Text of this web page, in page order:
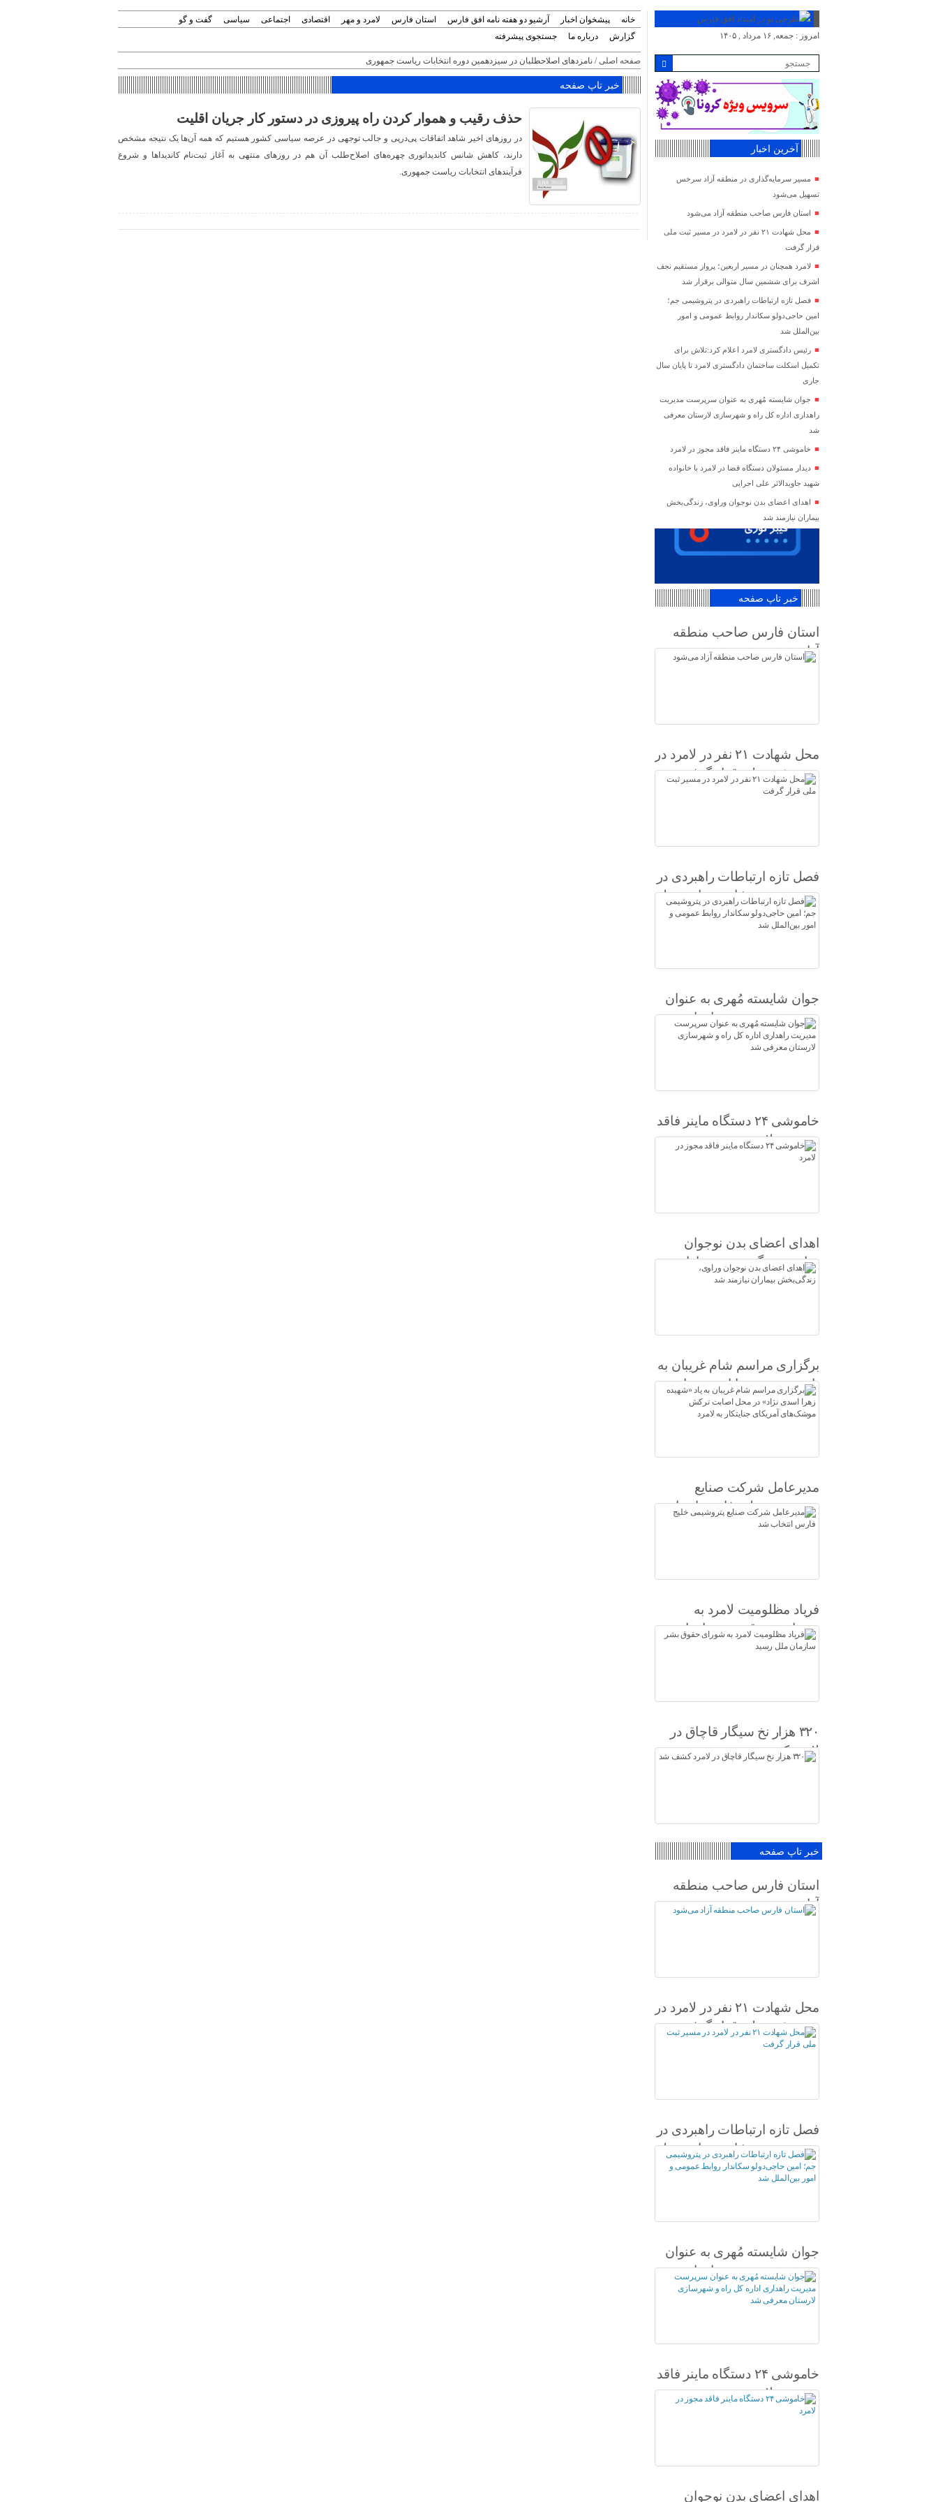
خانه پیشخوان اخبار آرشیو دو هفته نامه افق فارس استان فارس لامرد و مهر اقتصادی اجتماعی سیاسی
گفت و گو
گزارش
درباره ما جستجوی پیشرفته
صفحه اصلی/ نامزدهای اصلاحطلبان در سیزدهمین دوره انتخابات ریاست جمهوری
خبر تاپ صفحه
حذف رقیب و هموار کردن راه پیروزی در دستور کار جریان اقلیت
در روزهای اخیر شاهد اتفاقات پی‌درپی و جالب توجهی در عرصه سیاسی کشور هستیم که همه آن‌ها یک نتیجه مشخص
دارند، کاهش شانس کاندیداتوری چهره‌های اصلاح‌طلب آن هم در روزهای منتهی به آغاز ثبت‌نام‌ کاندیداها و شروع
فرآیندهای انتخابات ریاست جمهوری.
امروز : جمعه, ۱۶ مرداد , ۱۴۰۵
آخرین اخبار
مسیر سرمایه‌گذاری در منطقه آزاد سرخس
تسهیل می‌شود
استان فارس صاحب منطقه آزاد می‌شود
محل شهادت ۲۱ نفر در لامرد در مسیر ثبت ملی
قرار گرفت
لامرد همچنان در مسیر اربعین؛ پرواز مستقیم نجف
اشرف برای ششمین سال متوالی برقرار شد
فصل تازه ارتباطات راهبردی در پتروشیمی جم؛
امین حاجی‌دولو سکاندار روابط عمومی و امور
بین‌الملل شد
رئیس دادگستری لامرد اعلام کرد:تلاش برای
تکمیل اسکلت ساختمان دادگستری لامرد تا پایان سال
جاری
جوان شایسته مُهری به عنوان سرپرست مدیریت
راهداری اداره کل راه و شهرسازی لارستان معرفی
شد
خاموشی ۲۴ دستگاه ماینر فاقد مجوز در لامرد
دیدار مسئولان دستگاه قضا در لامرد با خانواده
شهید جاویدالاثر علی اجرایی
اهدای اعضای بدن نوجوان وراوی، زندگی‌بخش
بیماران نیازمند شد
خبر تاپ صفحه
استان فارس صاحب منطقه
آزاد می‌شود
محل شهادت ۲۱ نفر در لامرد در
مسیر ثبت ملی قرار گرفت
فصل تازه ارتباطات راهبردی در
پتروشیمی جم؛ امین حاجی‌دولو
سکاندار روابط عمومی و امور
بین‌الملل شد
جوان شایسته مُهری به عنوان
سرپرست مدیریت راهداری
اداره کل راه و شهرسازی
لارستان معرفی شد
خاموشی ۲۴ دستگاه ماینر فاقد
مجوز در لامرد
اهدای اعضای بدن نوجوان
وراوی، زندگی‌بخش بیماران
نیازمند شد
برگزاری مراسم شام غریبان به
یاد «شهیده زهرا اسدی نژاد» در
محل اصابت ترکش موشک‌های
آمریکای جنایتکار به لامرد
مدیرعامل شرکت صنایع
پتروشیمی خلیج فارس انتخاب
شد
فریاد مظلومیت لامرد به
شورای حقوق بشر سازمان
ملل رسید
۳۲۰ هزار نخ سیگار قاچاق در
لامرد کشف شد
خبر تاپ صفحه
استان فارس صاحب منطقه
آزاد می‌شود
محل شهادت ۲۱ نفر در لامرد در
مسیر ثبت ملی قرار گرفت
فصل تازه ارتباطات راهبردی در
پتروشیمی جم؛ امین حاجی‌دولو
سکاندار روابط عمومی و امور
بین‌الملل شد
جوان شایسته مُهری به عنوان
سرپرست مدیریت راهداری
اداره کل راه و شهرسازی
لارستان معرفی شد
خاموشی ۲۴ دستگاه ماینر فاقد
مجوز در لامرد
اهدای اعضای بدن نوجوان